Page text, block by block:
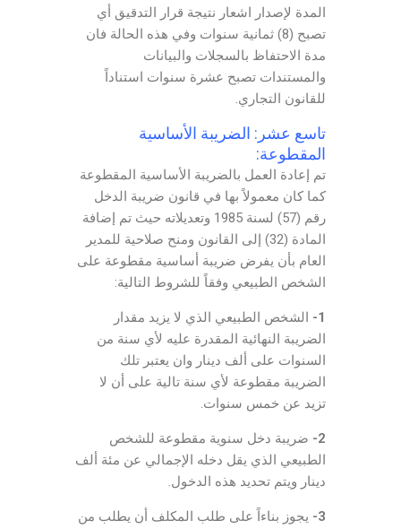
المدة لإصدار اشعار نتيجة قرار التدقيق أي
تصبح (8) ثمانية سنوات وفي هذه الحالة فان
مدة الاحتفاظ بالسجلات والبيانات
والمستندات تصبح عشرة سنوات استناداً
للقانون التجاري.
تاسع عشر: الضريبة الأساسية
المقطوعة:
تم إعادة العمل بالضريبة الأساسية المقطوعة
كما كان معمولاً بها في قانون ضريبة الدخل
رقم (57) لسنة 1985 وتعديلاته حيث تم إضافة
المادة (32) إلى القانون ومنح صلاحية للمدير
العام بأن يفرض ضريبة أساسية مقطوعة على
الشخص الطبيعي وفقاً للشروط التالية:
1-
الشخص الطبيعي الذي لا يزيد مقدار
الضريبة النهائية المقدرة عليه لأي سنة من
السنوات على ألف دينار وان يعتبر تلك
الضريبة مقطوعة لأي سنة تالية على أن لا
تزيد عن خمس سنوات.
2-
ضريبة دخل سنوية مقطوعة للشخص
الطبيعي الذي يقل دخله الإجمالي عن مئة ألف
دينار ويتم تحديد هذه الدخول.
3-
يجوز بناءاً على طلب المكلف أن يطلب من